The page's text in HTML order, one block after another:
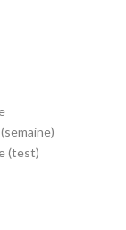
(test)